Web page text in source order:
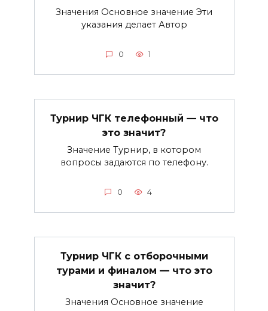
Значения Основное значение Эти
указания делает Автор
0 1
Турнир ЧГК телефонный — что
это значит?
Значение Турнир, в котором
вопросы задаются по телефону.
0 4
Турнир ЧГК с отборочными
турами и финалом — что это
значит?
Значения Основное значение